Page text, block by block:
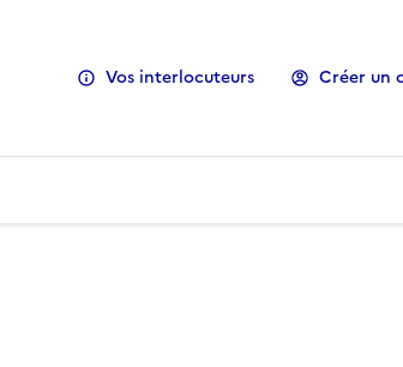
Vos interlocuteurs Créer un